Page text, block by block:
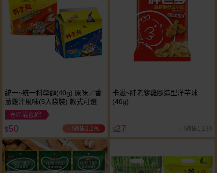
統一~統一科學麵(40g) 原味／香
蔥雞汁風味(5入袋裝) 款式可選
專區滿額贈
$50 已銷售2.2萬
卡滋~胖老爹雞腿造型洋芋球
(40g)
$27 已銷售1,139